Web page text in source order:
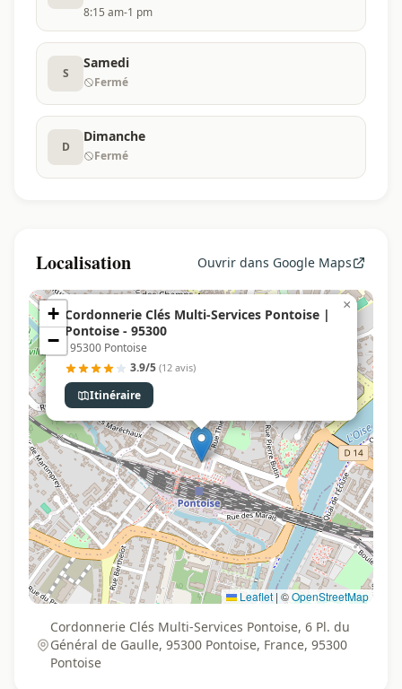
8:15 am-1 pm
S
Samedi
Fermé
D
Dimanche
Fermé
Localisation Ouvrir dans Google Maps
Cordonnerie Clés Multi-Services Pontoise |
Pontoise - 95300
, 95300 Pontoise
3.9/5 (12 avis)
Itinéraire
×
+
−
Leaflet | ©OpenStreetMap
Cordonnerie Clés Multi-Services Pontoise, 6 Pl. du
Général de Gaulle, 95300 Pontoise, France, 95300
Pontoise